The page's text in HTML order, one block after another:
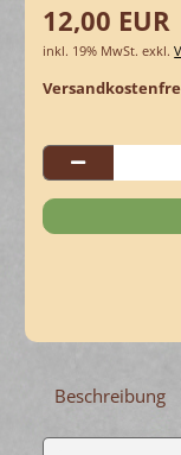
12,00 EUR
inkl. 19% MwSt. exkl.
Beschreibung